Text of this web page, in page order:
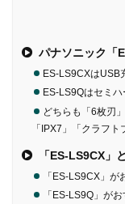
パナソニック「
ES-LS9CXはUSB
ES-LS9Qはセミ
どちらも「6枚刃
「IPX7」「クラフト
「ES-LS9CX」
「ES-LS9CX」が
「ES-LS9Q」が